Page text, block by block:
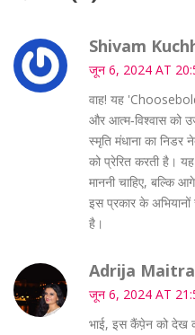
Shivam
जून 6, 2024 AT
वाह! यह 'Choosebold
और आत्म‑विश्वास को
स्मृति मंधाना का निडर
को प्रेरित करती है। यह
माननी चाहिए, बल्कि
इस प्रकार के अभियानों
है।
Adrija Maitra
जून 6, 2024 AT
भाई, इस कैंपे़न को देख